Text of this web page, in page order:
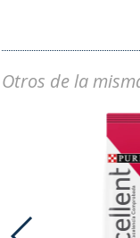
Otros de la